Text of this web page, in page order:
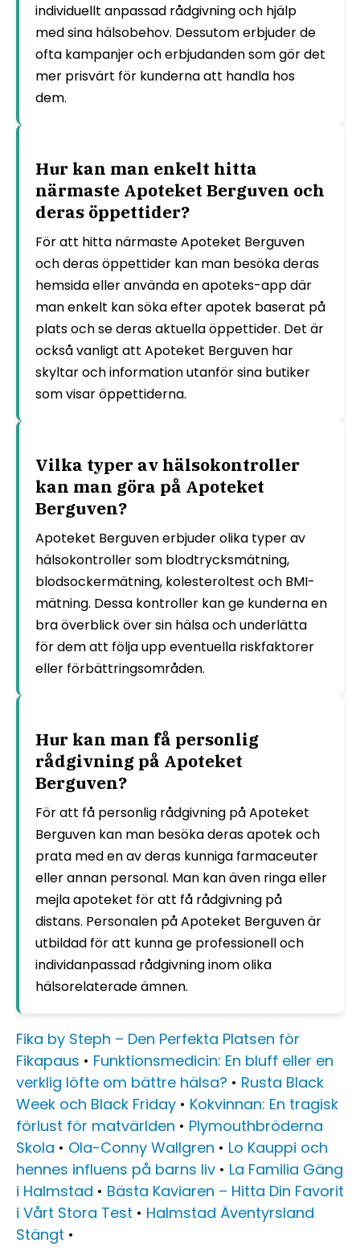
individuellt anpassad rådgivning och hjälp
med sina hälsobehov. Dessutom erbjuder de
ofta kampanjer och erbjudanden som gör det
mer prisvärt för kunderna att handla hos
dem.
Hur kan man enkelt hitta
närmaste Apoteket Berguven och
deras öppettider?
För att hitta närmaste Apoteket Berguven
och deras öppettider kan man besöka deras
hemsida eller använda en apoteks-app där
man enkelt kan söka efter apotek baserat på
plats och se deras aktuella öppettider. Det är
också vanligt att Apoteket Berguven har
skyltar och information utanför sina butiker
som visar öppettiderna.
Vilka typer av hälsokontroller
kan man göra på Apoteket
Berguven?
Apoteket Berguven erbjuder olika typer av
hälsokontroller som blodtrycksmätning,
blodsockermätning, kolesteroltest och BMI-
mätning. Dessa kontroller kan ge kunderna en
bra överblick över sin hälsa och underlätta
för dem att följa upp eventuella riskfaktorer
eller förbättringsområden.
Hur kan man få personlig
rådgivning på Apoteket
Berguven?
För att få personlig rådgivning på Apoteket
Berguven kan man besöka deras apotek och
prata med en av deras kunniga farmaceuter
eller annan personal. Man kan även ringa eller
mejla apoteket för att få rådgivning på
distans. Personalen på Apoteket Berguven är
utbildad för att kunna ge professionell och
individanpassad rådgivning inom olika
hälsorelaterade ämnen.
Fika by Steph – Den Perfekta Platsen för
Fikapaus • Funktionsmedicin: En bluff eller en
verklig löfte om bättre hälsa? • Rusta Black
Week och Black Friday • Kokvinnan: En tragisk
förlust för matvärlden • Plymouthbröderna
Skola • Ola-Conny Wallgren • Lo Kauppi och
hennes influens på barns liv • La Familia Gäng
i Halmstad • Bästa Kaviaren – Hitta Din Favorit
i Vårt Stora Test • Halmstad Äventyrsland
Stängt •